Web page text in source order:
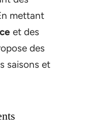
mettant
et des
des
saisons et